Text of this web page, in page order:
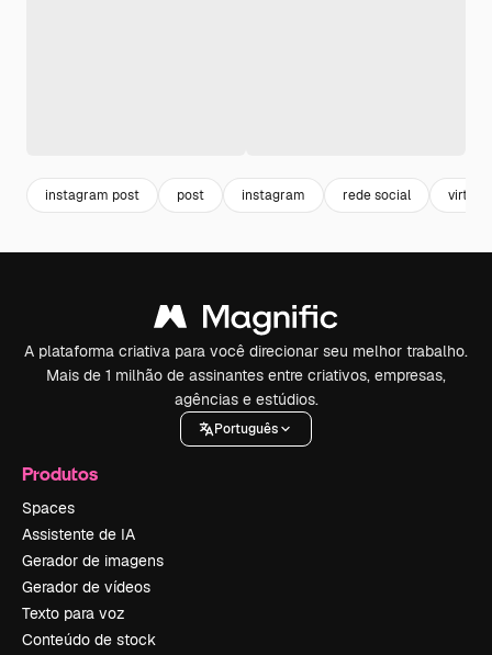
instagram post post instagram rede social virtual
A plataforma criativa para você direcionar seu melhor trabalho.
Mais de 1 milhão de assinantes entre criativos, empresas,
agências e estúdios.
Português
Produtos
Spaces
Assistente de IA
Gerador de imagens
Gerador de vídeos
Texto para voz
Conteúdo de stock